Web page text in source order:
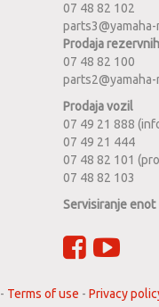
07 48 82 102
Prodaja
07 48 82 100
Prodaja vozil
07 49 21 888
07 49 21 444
07 48 82 101
07 48 82 103
Servisiranje enot
- Terms of use - Privacy